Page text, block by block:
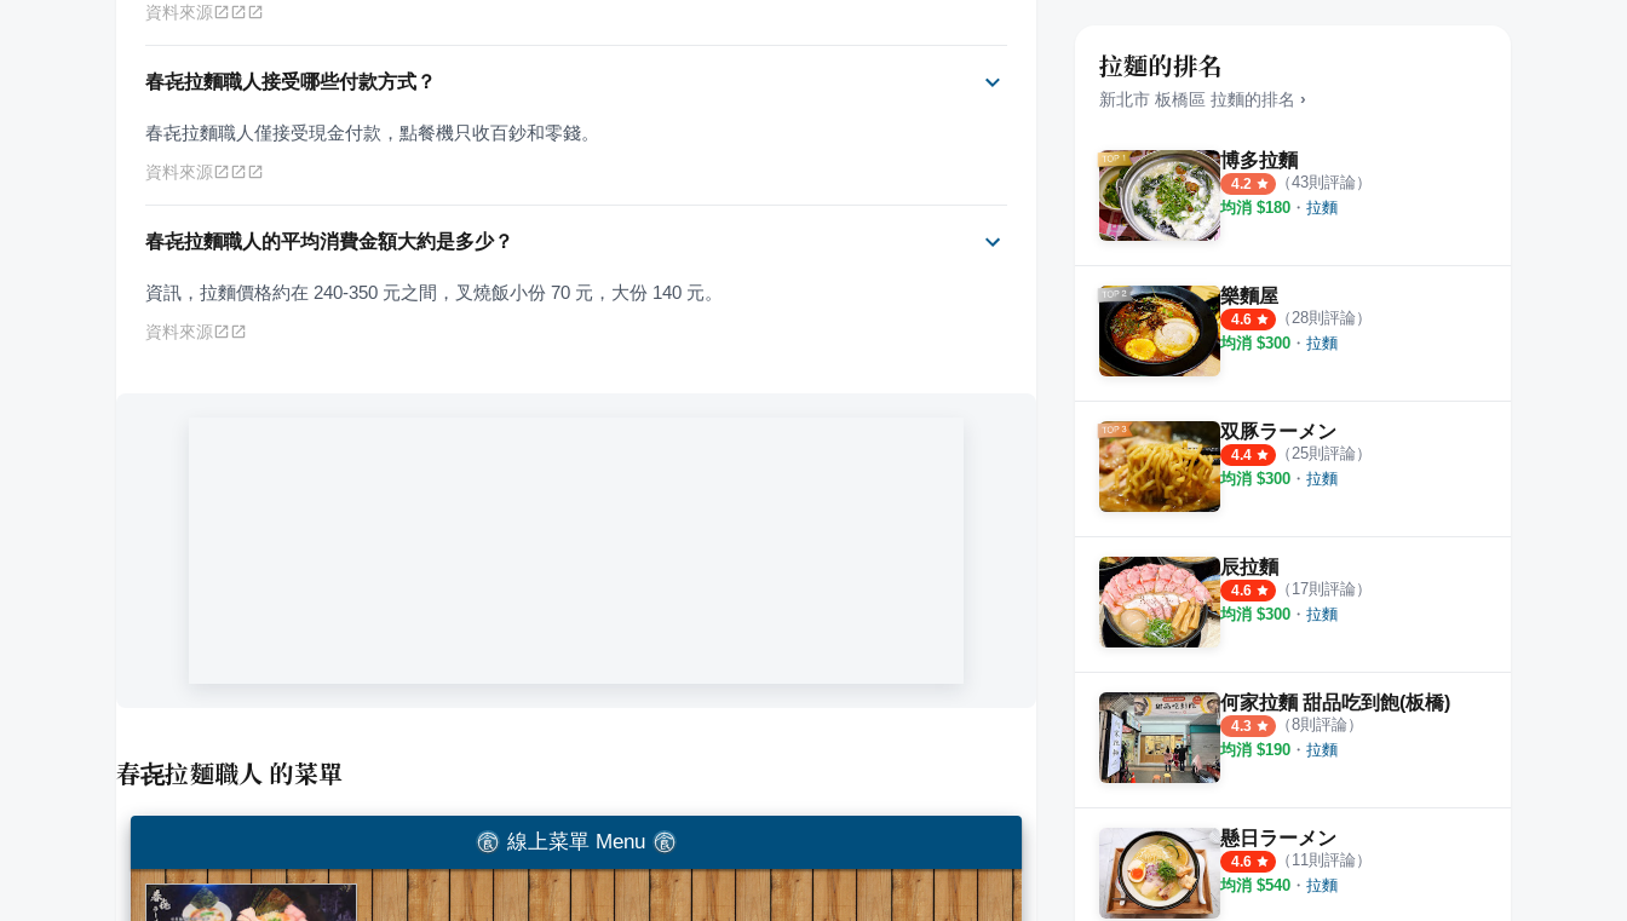
資料來源
春㐂拉麵職人接受哪些付款方式？
春㐂拉麵職人僅接受現金付款，點餐機只收百鈔和零錢。
資料來源
春㐂拉麵職人的平均消費金額大約是多少？
資訊，拉麵價格約在 240-350 元之間，叉燒飯小份 70 元，大份 140 元。
資料來源
春㐂拉麵職人 的菜單
線上菜單 Menu
拉麵的排名
新北市 板橋區 拉麵的排名 ›
博多拉麵
4.2 （43則評論）
均消 $180 ・ 拉麵
樂麵屋
4.6 （28則評論）
均消 $300 ・ 拉麵
双豚ラーメン
4.4 （25則評論）
均消 $300 ・ 拉麵
辰拉麵
4.6 （ 17則評論）
均消 $300 ・ 拉麵
何家拉麵 甜品吃到飽(板橋)
4.3 （8則評論）
均消 $190 ・ 拉麵
懸日ラーメン
4.6 （ 11則評論）
均消 $540 ・ 拉麵